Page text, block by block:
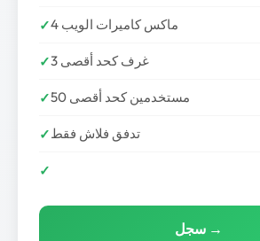
4 ماكس كاميرات الويب
3 غرف كحد أقصى
50 مستخدمين كحد أقصى
تدفق فلاش فقط
سجل →